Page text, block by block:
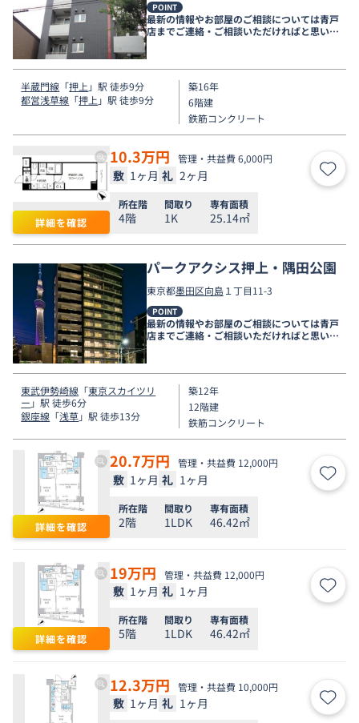
POINT
最新の情報やお部屋のご相談については青戸
店までご連絡・ご相談いただければと思いま
す。
半蔵門線 「押上」駅 徒歩9分
都営浅草線 「押上 」駅 徒歩9分
築16年
6階建
鉄筋コンクリート
詳細を確認
10.3万円 管理・共益費 6,000円
敷 1ヶ月 礼 2ヶ月 お気
所在階
4階
間取り
1K
専有面積
25.14㎡
パークアクシス押上・隅田公園
東京都墨田区向島１丁目11-3
POINT
最新の情報やお部屋のご相談については青戸
店までご連絡・ご相談いただければと思いま
す。
東武伊勢崎線 「東京スカイツリ
ー 」駅 徒歩6分
銀座線 「浅草」駅 徒歩13分
築12年
12階建
鉄筋コンクリート
詳細を確認
20.7万円 管理・共益費 12,000円
敷 1ヶ月 礼 1ヶ月 お気
所在階
2階
間取り
1LDK
専有面積
46.42㎡
詳細を確認
19万円 管理・共益費 12,000円
敷 1ヶ月 礼 1ヶ月 お気
所在階
5階
間取り
1LDK
専有面積
46.42㎡
12.3万円 管理・共益費 10,000円
敷 1ヶ月 礼 1ヶ月 お気